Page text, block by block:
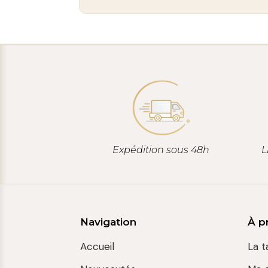
Expédition sous 48h
Navigation
Accueil
À
La